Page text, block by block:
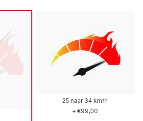
25 naar 34 km/h
+ €99,00